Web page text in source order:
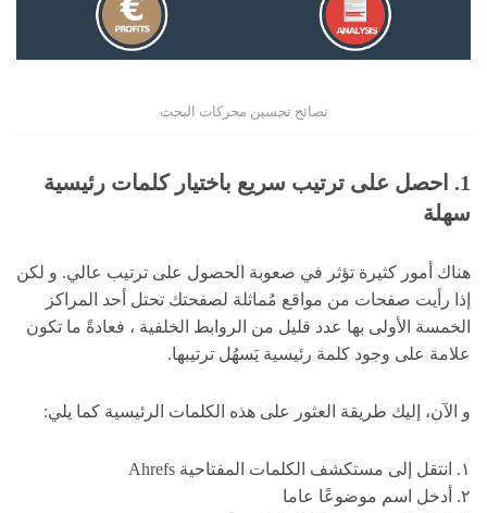
نصائح تحسين محركات البحث
1. احصل على ترتيب سريع باختيار كلمات رئيسية
سهلة
هناك أمور كثيرة تؤثر في صعوبة الحصول على ترتيب عالي. و لكن
إذا رأيت صفحات من مواقع مُماثلة لصفحتك تحتل أحد المراكز
الخمسة الأولى بها عدد قليل من الروابط الخلفية ، فعادةً ما تكون
علامة على وجود كلمة رئيسية يَسهُل ترتيبها.
و الآن، إليك طريقة العثور على هذه الكلمات الرئيسية كما يلي:
١. انتقل إلى مستكشف الكلمات المفتاحية Ahrefs
٢. أدخل اسم موضوعًا عاما